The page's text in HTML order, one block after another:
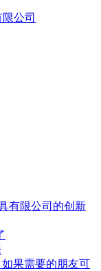
公司
有限公司的创新
果需要的朋友可